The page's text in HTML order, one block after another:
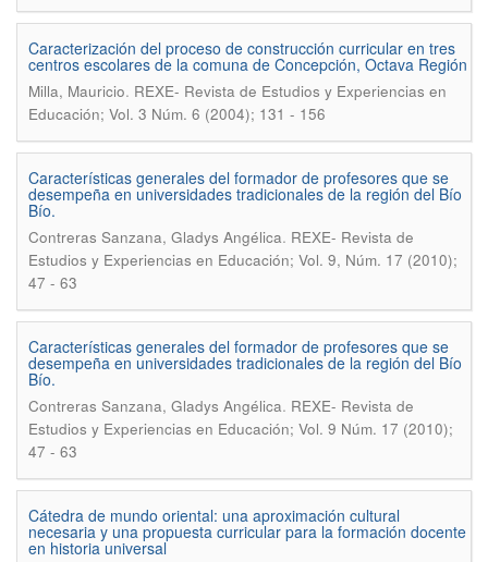
Caracterización del proceso de construcción curricular en tres
centros escolares de la comuna de Concepción, Octava Región
Milla, Mauricio. REXE- Revista de Estudios y Experiencias en
Educación; Vol. 3 Núm. 6 (2004); 131 - 156
Características generales del formador de profesores que se
desempeña en universidades tradicionales de la región del Bío
Bío.
Contreras Sanzana, Gladys Angélica. REXE- Revista de
Estudios y Experiencias en Educación; Vol. 9, Núm. 17 (2010);
47 - 63
Características generales del formador de profesores que se
desempeña en universidades tradicionales de la región del Bío
Bío.
Contreras Sanzana, Gladys Angélica. REXE- Revista de
Estudios y Experiencias en Educación; Vol. 9 Núm. 17 (2010);
47 - 63
Cátedra de mundo oriental: una aproximación cultural
necesaria y una propuesta curricular para la formación docente
en historia universal